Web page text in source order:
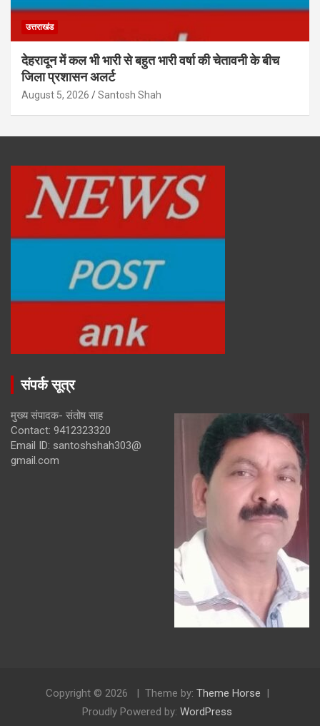
उत्तराखंड
देहरादून में कल भी भारी से बहुत भारी वर्षा की चेतावनी के बीच
जिला प्रशासन अलर्ट
August 5, 2026 Santosh Shah
संपर्क सूत्र
मुख्य संपादक- संतोष साह
Contact: 9412323320
Email ID: santoshshah303@
gmail.com
Copyright © 2026 Theme by: Theme Horse
Proudly Powered by: WordPress